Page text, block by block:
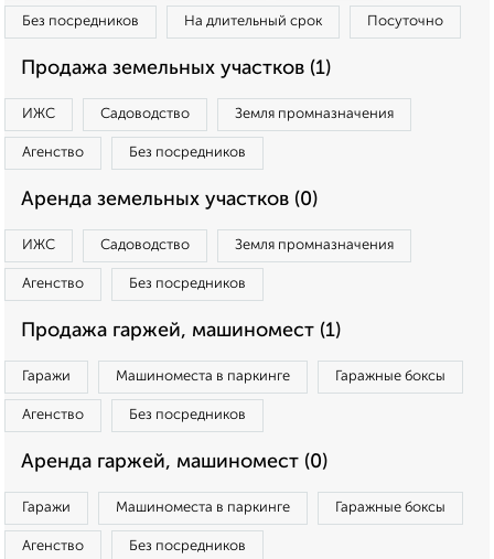
Без посредников На длительный срок Посуточно
Продажа земельных участков (1)
ИЖС Садоводство Земля промназначения
Агенство Без посредников
Аренда земельных участков (0)
ИЖС Садоводство Земля промназначения
Агенство Без посредников
Продажа гаржей, машиномест (1)
Гаражи Машиноместа в паркинге Гаражные боксы
Агенство Без посредников
Аренда гаржей, машиномест (0)
Гаражи Машиноместа в паркинге Гаражные боксы
Агенство Без посредников